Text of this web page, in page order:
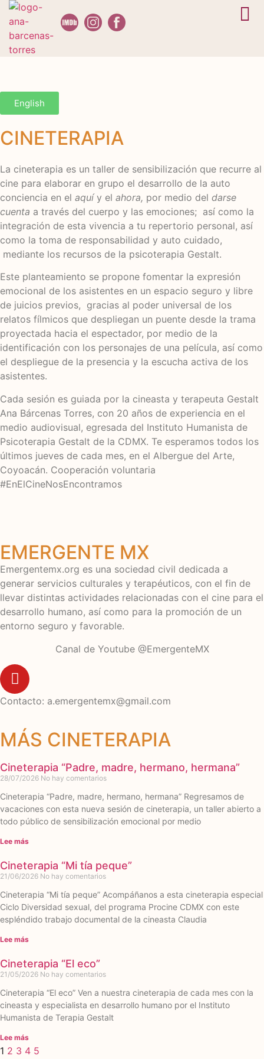
English
CINETERAPIA
La cineterapia es un taller de sensibilización que recurre al
cine para elaborar en grupo el desarrollo de la auto
conciencia en el aquíy el ahora, por medio del darse
cuenta a través del cuerpo y las emociones; así como la
integración de esta vivencia a tu repertorio personal, así
como la toma de responsabilidad y auto cuidado,
mediante los recursos de la psicoterapia Gestalt.
Este planteamiento se propone fomentar la expresión
emocional de los asistentes en un espacio seguro y libre
de juicios previos, gracias al poder universal de los
relatos fílmicos que despliegan un puente desde la trama
proyectada hacia el espectador, por medio de la
identificación con los personajes de una película, así como
el despliegue de la presencia y la escucha activa de los
asistentes.
Cada sesión es guiada por la cineasta y terapeuta Gestalt
Ana Bárcenas Torres, con 20 años de experiencia en el
medio audiovisual, egresada del Instituto Humanista de
Psicoterapia Gestalt de la CDMX. Te esperamos todos los
últimos jueves de cada mes, en el Albergue del Arte,
Coyoacán. Cooperación voluntaria
#EnElCineNosEncontramos
EMERGENTE MX
Emergentemx.org es una sociedad civil dedicada a
generar servicios culturales y terapéuticos, con el fin de
llevar distintas actividades relacionadas con el cine para el
desarrollo humano, así como para la promoción de un
entorno seguro y favorable.
Canal de Youtube @EmergenteMX
Contacto: a.emergentemx@gmail.com
MÁS CINETERAPIA
Cineterapia “Padre, madre, hermano, hermana”
28/07/2026 No hay comentarios
Cineterapia “Padre, madre, hermano, hermana” Regresamos de
vacaciones con esta nueva sesión de cineterapia, un taller abierto a
todo público de sensibilización emocional por medio
Lee más
Cineterapia “Mi tía peque”
21/06/2026 No hay comentarios
Cineterapia “Mi tía peque” Acompáñanos a esta cineterapia especial
Ciclo Diversidad sexual, del programa Procine CDMX con este
espléndido trabajo documental de la cineasta Claudia
Lee más
Cineterapia “El eco”
21/05/2026 No hay comentarios
Cineterapia “El eco” Ven a nuestra cineterapia de cada mes con la
cineasta y especialista en desarrollo humano por el Instituto
Humanista de Terapia Gestalt
Lee más
1 2 3 4 5